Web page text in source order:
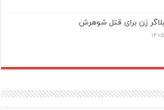
زن برای قتل شوهرش